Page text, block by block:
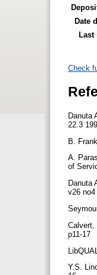
Date
Last
Check
Danuta
22.3
B.
A.
of
Danuta
v26 no4
Calvert,
p11-17
Y.S.